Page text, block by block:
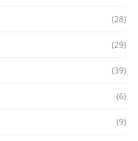
(28)
(29)
(39)
(6)
(9)